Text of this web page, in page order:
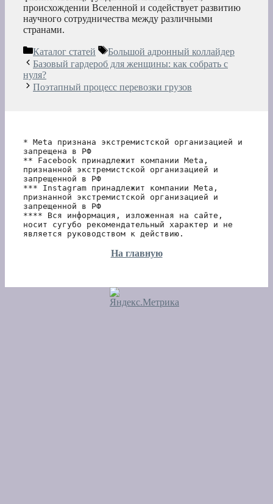
происхождении Вселенной и содействует развитию
научного сотрудничества между различными
странами.
Рубрики
Каталог статей Метки
Большой адронный коллайдер
Базовый гардероб для женщины: как собрать с
нуля?
Поэтапный процесс перевозки грузов
* Meta признана экстремистской организацией и
запрещена в РФ
** Facebook принадлежит компании Meta,
признанной экстремистской организацией и
запрещенной в РФ
*** Instagram принадлежит компании Meta,
признанной экстремистской организацией и
запрещенной в РФ
**** Вся информация, изложенная на сайте,
носит сугубо рекомендательный характер и не
является руководством к действию.
На главную